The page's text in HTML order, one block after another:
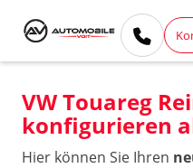
VW Touareg
konfigurieren
Hier können Sie Ihren